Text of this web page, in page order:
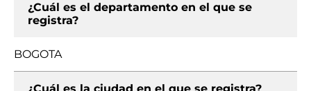
¿Cuál es el departamento en el que se
registra?
BOGOTA